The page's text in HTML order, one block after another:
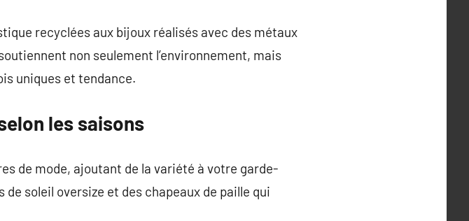
recyclées aux bijoux réalisés avec des métaux
non seulement l’environnement, mais
uniques et tendance.
les saisons
de mode, ajoutant de la variété à votre garde-
soleil oversize et des chapeaux de paille qui